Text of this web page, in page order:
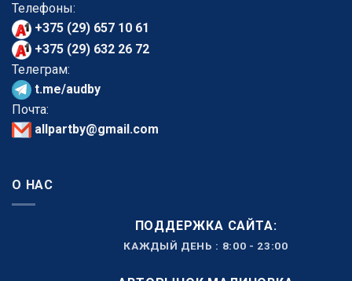
Телефоны:
+375 (29) 657 10 61
+375 (29) 632 26 72
Телеграм:
t.me/audby
Почта:
allpartby@gmail.com
О НАС
ПОДДЕРЖКА САЙТА:
КАЖДЫЙ ДЕНЬ : 8:00 - 23:00